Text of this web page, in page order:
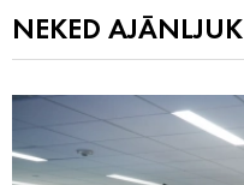
NEKED AJÁNLJUK